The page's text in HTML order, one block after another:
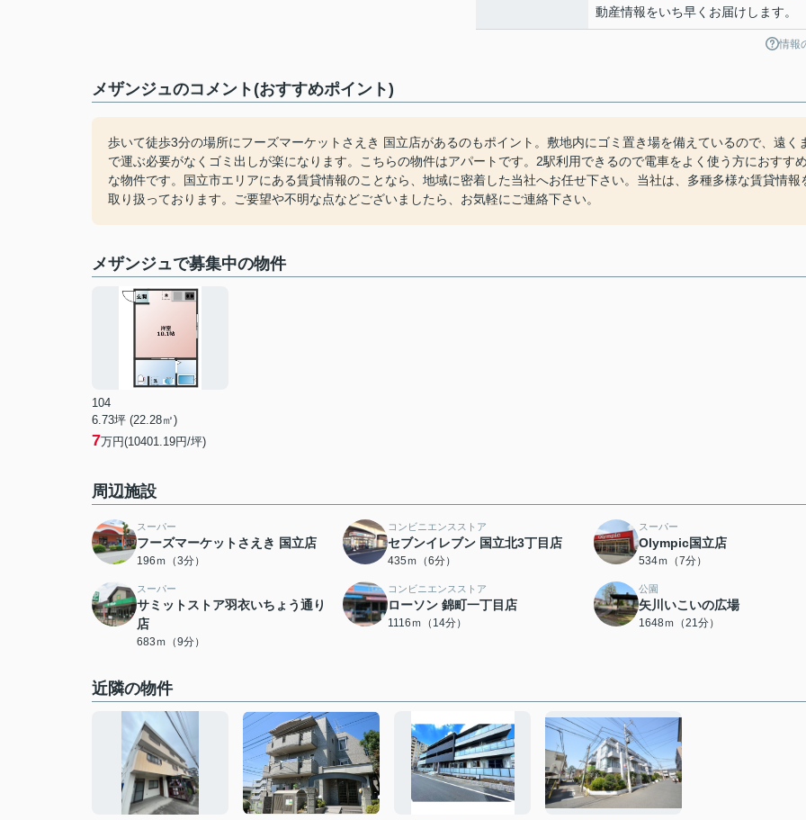
動産情報をいち早くお届けします。
情報
メザンジュのコメント(おすすめポイント)
歩いて徒歩3分の場所にフーズマーケットさえき 国立店があるのもポイント。敷地内にゴミ置き場を備えているので、遠く
で運ぶ必要がなくゴミ出しが楽になります。こちらの物件はアパートです。2駅利用できるので電車をよく使う方におすすめ
な物件です。国立市エリアにある賃貸情報のことなら、地域に密着した当社へお任せ下さい。当社は、多種多様な賃貸情報
取り扱っております。ご要望や不明な点などございましたら、お気軽にご連絡下さい。
メザンジュで募集中の物件
104
6.73坪 (22.28㎡)
7万円(10401.19円/坪)
周辺施設
スーパー
フーズマーケットさえき 国立店
196ｍ（3分）
コンビニエンスストア
セブンイレブン 国立北3丁目店
435ｍ（6分）
スーパー
Olympic国立店
534ｍ（7分）
スーパー
サミットストア羽衣いちょう通り
店
683ｍ（9分）
コンビニエンスストア
ローソン 錦町一丁目店
1116ｍ（14分）
公園
矢川いこいの広場
1648ｍ（21分）
近隣の物件